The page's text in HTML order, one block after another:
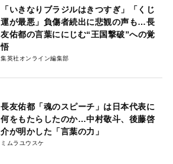
「いきなりブラジルはきつすぎ」「くじ
運が最悪」負傷者続出に悲観の声も…長
友佑都の言葉ににじむ“王国撃破”への覚
悟
集英社オンライン編集部
長友佑都「魂のスピーチ」は日本代表に
何をもたらしたのか…中村敬斗、後藤啓
介が明かした「言葉の力」
ミムラユウスケ